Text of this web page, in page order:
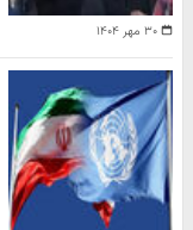
۳۰ مهر ۱۴۰۴